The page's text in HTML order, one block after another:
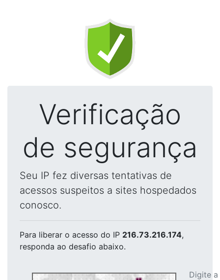
Verificação
de segurança
Seu IP fez diversas tentativas de
acessos suspeitos a sites hospedados
conosco.
Para liberar o acesso do IP 216.73.216.174,
responda ao desafio abaixo.
Digite